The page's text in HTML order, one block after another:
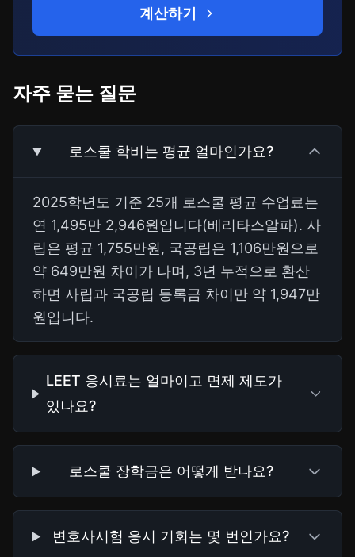
계산하기
자주 묻는 질문
로스쿨 학비는 평균 얼마인가요?
2025학년도 기준 25개 로스쿨 평균 수업료는
연 1,495만 2,946원입니다(베리타스알파). 사
립은 평균 1,755만원, 국공립은 1,106만원으로
약 649만원 차이가 나며, 3년 누적으로 환산
하면 사립과 국공립 등록금 차이만 약 1,947만
원입니다.
LEET 응시료는 얼마이고 면제 제도가
있나요?
로스쿨 장학금은 어떻게 받나요?
변호사시험 응시 기회는 몇 번인가요?